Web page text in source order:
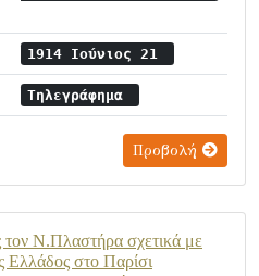
1914 Ιούνιος 21
Τηλεγράφημα
Προβολή
τον Ν.Πλαστήρα σχετικά με
Ελλάδος στο Παρίσι